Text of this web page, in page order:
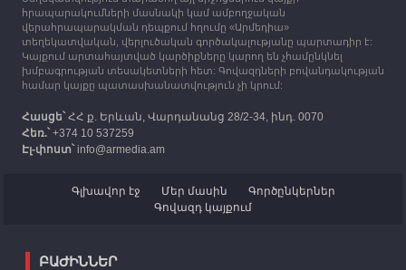
Հայաստան է ժամանել բռնի տեղահանված 100
հազար 417 արցախցի
հրապարակումների մասնակի կամ ամբողջական
վերահրապարակման դեպքում հղումը «Արմեդիա»
տեղեկատվական, վերլուծական գործակալությանը պարտադիր է:
Կայքում արտահայտված կարծիքները կարող են չհամընկնել
խմբագրության տեսակետների հետ: Գովազդների բովանդակության
համար կայքը պատասխանատվություն չի կրում:
Հասցե՝ՀՀ ք. Երևան, Վարդանանց 28/2-34, ինդ. 0070
Հեռ.՝+374 10 537259
Էլ-փոստ՝info@armedia.am
Գլխավոր էջ Մեր մասին
Գործընկերներ
Գովազդ կայքում
ԲԱԺԻՆՆԵՐ